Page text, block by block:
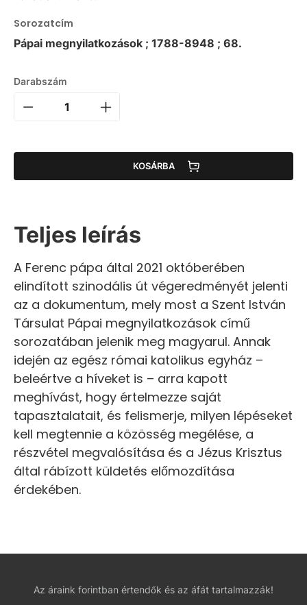
Sorozatcím
Pápai megnyilatkozások ; 1788-8948 ; 68.
Darabszám
KOSÁRBA
Teljes leírás
A Ferenc pápa által 2021 októberében
elindított szinodális út végeredményét jelenti
az a dokumentum, mely most a Szent István
Társulat Pápai megnyilatkozások című
sorozatában jelenik meg magyarul. Annak
idején az egész római katolikus egyház –
beleértve a híveket is – arra kapott
meghívást, hogy értelmezze saját
tapasztalatait, és felismerje, milyen lépéseket
kell megtennie a közösség megélése, a
részvétel megvalósítása és a Jézus Krisztus
által rábízott küldetés előmozdítása
érdekében.
Az áraink forintban értendők és az áfát tartalmazzák!